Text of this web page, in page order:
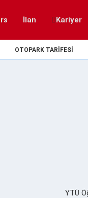
İlan Kariyer
OTOPARK TARIFESI
YTÜ